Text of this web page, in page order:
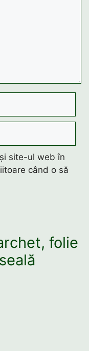
site-ul web în
când o să
folie